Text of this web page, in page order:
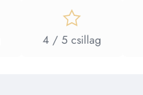
4 / 5 csillag